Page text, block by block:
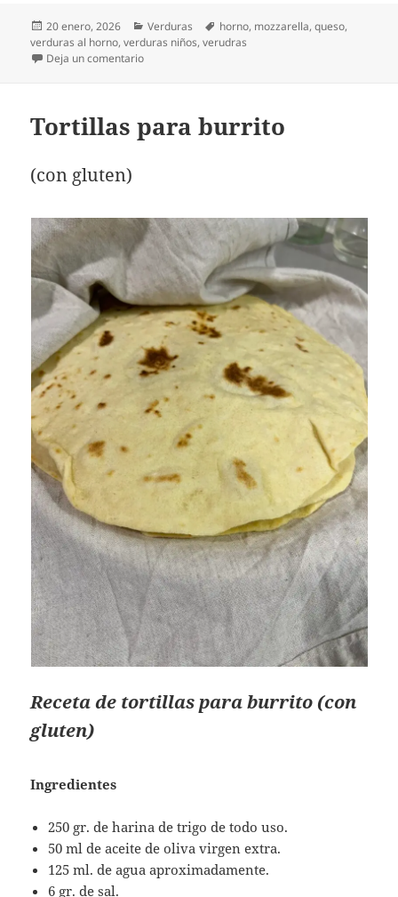
Publicado
el
20 enero, 2026 Categorías
Verduras Etiquetas
horno, mozzarella,queso,
verduras al horno,verduras niños,verudras
Deja un comentarioen Verduras al horno
Tortillas para burrito
(con gluten)
Receta de tortillas para burrito (con
gluten)
Ingredientes
250 gr. de harina de trigo de todo uso.
50 ml de aceite de oliva virgen extra.
125 ml. de agua aproximadamente.
6 gr. de sal.